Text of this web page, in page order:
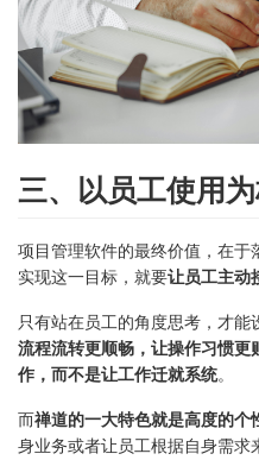
三、以员工使用
项目管理软件的最终价值，在
实现这一目标，就要让员工主动
只有站在员工的角度思考，才能
流程流转更顺畅，让操作习惯
作，而不是让工作迁就系统。
而禅道的一大特色就是高度的个
身业务或者让员工根据自身需求